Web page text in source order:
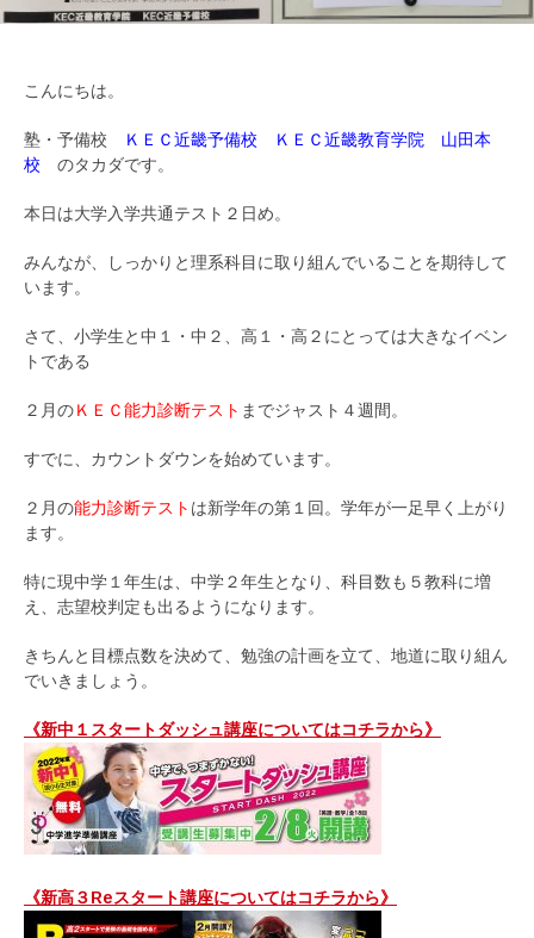
こんにちは。
塾・予備校
ＫＥＣ近畿予備校 ＫＥＣ近畿教育学院 山田本
校 のタカダです。
本日は大学入学共通テスト２日め。
みんなが、しっかりと理系科目に取り組んでいることを期待して
います。
さて、小学生と中１・中２、高１・高２にとっては大きなイベン
トである
２月のＫＥＣ能力診断テスト までジャスト４週間。
すでに、カウントダウンを始めています。
２月の能力診断テスト は新学年の第１回。学年が一足早く上がり
ます。
特に現中学１年生は、中学２年生となり、科目数も５教科に増
え、志望校判定も出るようになります。
きちんと目標点数を決めて、勉強の計画を立て、地道に取り組ん
でいきましょう。
《新中１スタートダッシュ講座についてはコチラから》
《新高３Reスタート講座についてはコチラから》